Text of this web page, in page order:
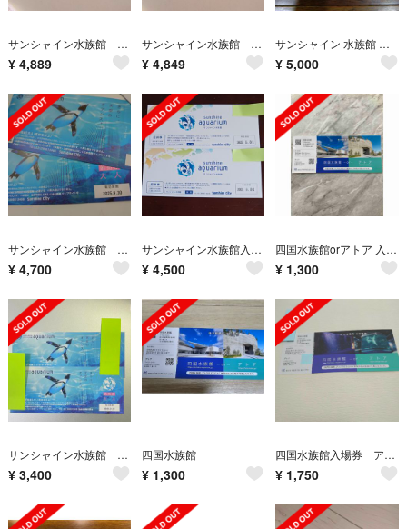
サンシャイン水族館 チケット 大人 2枚1組
¥ 4,889
サンシャイン水族館 チケット 大人2枚1組
¥ 4,849
サンシャイン 水族館 大人 チケット 2枚
¥ 5,000
サンシャイン水族館 大人2名分
¥ 4,700
サンシャイン水族館入場券 招待券2枚 有効期限2025 年5月31日
¥ 4,500
四国水族館orアトア 入場券1名分
¥ 1,300
サンシャイン水族館 大人1枚こども1枚
¥ 3,400
四国水族館
¥ 1,300
四国水族館入場券 アトア水族館 ウエスコホールディングス 株主優待券 1枚
¥ 1,750